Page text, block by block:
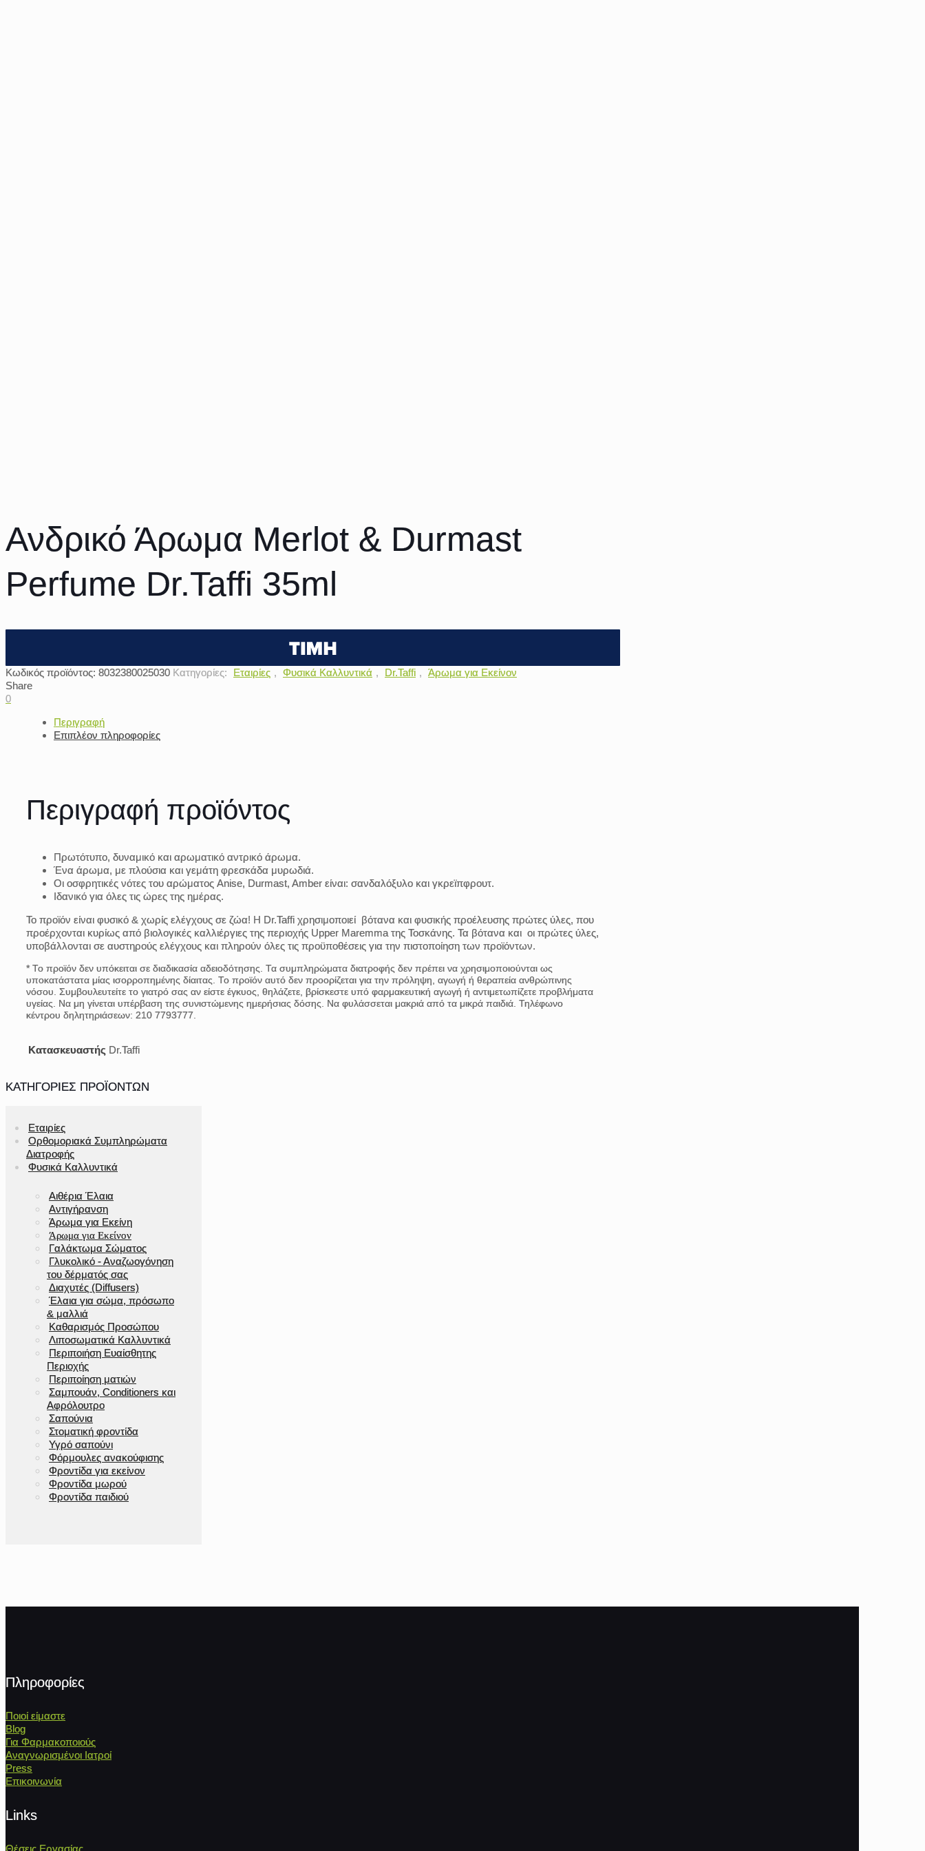
Ανδρικό Άρωμα Merlot & Durmast
Perfume Dr.Taffi 35ml
Κωδικός προϊόντος: 8032380025030 Κατηγορίες: Εταιρίες , Φυσικά Καλλυντικά , Dr.Taffi , Άρωμα για Εκείνον
Share
0
Περιγραφή
Επιπλέον πληροφορίες
Περιγραφή προϊόντος
Πρωτότυπο, δυναμικό και αρωματικό αντρικό άρωμα.
Ένα άρωμα, με πλούσια και γεμάτη φρεσκάδα μυρωδιά.
Οι οσφρητικές νότες του αρώματος Anise, Durmast, Amber είναι: σανδαλόξυλο και γκρεϊπφρουτ.
Ιδανικό για όλες τις ώρες της ημέρας.
Το προϊόν είναι φυσικό & χωρίς ελέγχους σε ζώα! Η Dr.Taffi χρησιμοποιεί βότανα και φυσικής προέλευσης πρώτες ύλες, που
προέρχονται κυρίως από βιολογικές καλλιέργιες της περιοχής Upper Maremma της Τοσκάνης. Τα βότανα και οι πρώτες ύλες,
υποβάλλονται σε αυστηρούς ελέγχους και πληρούν όλες τις προϋποθέσεις για την πιστοποίηση των προϊόντων.
* Το προϊόν δεν υπόκειται σε διαδικασία αδειοδότησης. Τα συμπληρώματα διατροφής δεν πρέπει να χρησιμοποιούνται ως
υποκατάστατα μίας ισορροπημένης δίαιτας. Το προϊόν αυτό δεν προορίζεται για την πρόληψη, αγωγή ή θεραπεία ανθρώπινης
νόσου. Συμβουλευτείτε το γιατρό σας αν είστε έγκυος, θηλάζετε, βρίσκεστε υπό φαρμακευτική αγωγή ή αντιμετωπίζετε προβλήματα
υγείας. Να μη γίνεται υπέρβαση της συνιστώμενης ημερήσιας δόσης. Να φυλάσσεται μακριά από τα μικρά παιδιά. Τηλέφωνο
κέντρου δηλητηριάσεων: 210 7793777.
Κατασκευαστής Dr.Taffi
ΚΑΤΗΓΟΡΊΕΣ ΠΡΟΪΌΝΤΩΝ
Εταιρίες
Ορθομοριακά Συμπληρώματα
Διατροφής
Φυσικά Καλλυντικά
Αιθέρια Έλαια
Αντιγήρανση
Άρωμα για Εκείνη
Άρωμα για Εκείνον
Γαλάκτωμα Σώματος
Γλυκολικό - Αναζωογόνηση
του δέρματός σας
Διαχυτές (Diffusers)
Έλαια για σώμα, πρόσωπο
& μαλλιά
Καθαρισμός Προσώπου
Λιποσωματικά Καλλυντικά
Περιποιήση Ευαίσθητης
Περιοχής
Περιποίηση ματιών
Σαμπουάν, Conditioners και
Αφρόλουτρο
Σαπούνια
Στοματική φροντίδα
Υγρό σαπούνι
Φόρμουλες ανακούφισης
Φροντίδα για εκείνον
Φροντίδα μωρού
Φροντίδα παιδιού
Πληροφορίες
Ποιοί είμαστε
Blog
Για Φαρμακοποιούς
Αναγνωρισμένοι Ιατροί
Press
Επικοινωνία
Links